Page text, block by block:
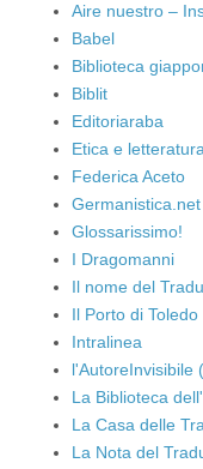
Aire nuestro –
Babel
Biblioteca
Biblit
Editoriaraba
Etica e
Federica Aceto
Germanistica.net
Glossarissimo!
I Dragomanni
Il nome del
Il Porto di Toledo
Intralinea
l'AutoreInvisibile
La Biblioteca
La Casa delle
La Nota del